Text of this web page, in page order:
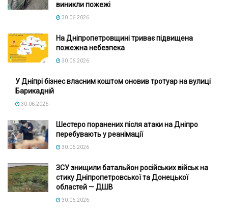
виникли пожежі
30.06.2026
На Дніпропетровщині триває підвищена
пожежна небезпека
30.06.2026
У Дніпрі бізнес власним коштом оновив тротуар на вулиці
Барикадній
30.06.2026
Шестеро поранених після атаки на Дніпро
перебувають у реанімації
30.06.2026
ЗСУ знищили батальйон російських військ на
стику Дніпропетровської та Донецької
областей — ДШВ
30.06.2026